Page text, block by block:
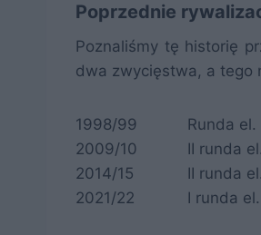
Poprzednie
Poznaliśmy tę historię
dwa zwycięstwa, a tego
1998/99 Runda el.
2009/10
II runda
2014/15
II runda
2021/22
I runda